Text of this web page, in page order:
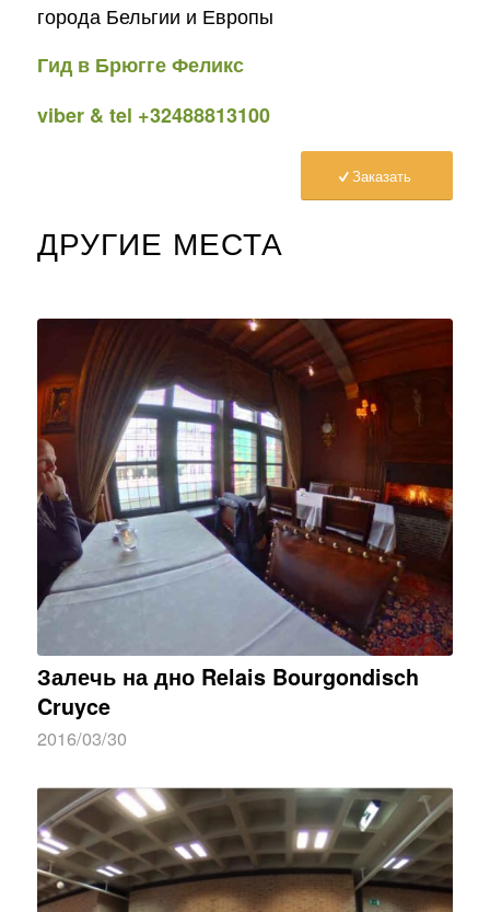
города Бельгии и Европы
Гид в Брюгге Феликс
viber & tel +32488813100
Заказать
ДРУГИЕ МЕСТА
Залечь на дно Relais Bourgondisch
Cruyce
2016/03/30